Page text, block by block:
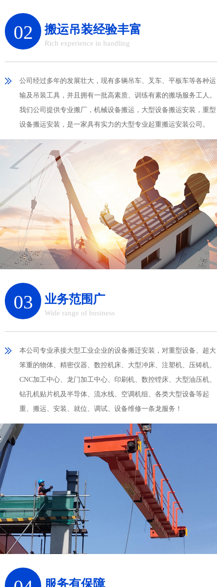
02 搬运吊装经验丰富
Rich experience in handling
公司经过多年的发展壮大，现有多辆吊车、叉车、平板车等各种运
输及吊装工具，并且拥有一批高素质、训练有素的搬场服务工人。
我们公司提供专业搬厂，机械设备搬运，大型设备搬运安装，重型
设备搬运安装，是一家具有实力的大型专业起重搬运安装公司。
03 业务范围广
Wide range of business
本公司专业承接大型工业企业的设备搬迁安装，对重型设备、超大
笨重的物体、精密仪器、数控机床、大型冲床、注塑机、压铸机、
CNC加工中心、龙门加工中心、印刷机、数控镗床、大型油压机、
钻孔机贴片机及半导体、流水线、空调机组、各类大型设备等起
重、搬运、安装、就位、调试、设备维修一条龙服务！
服务有保障